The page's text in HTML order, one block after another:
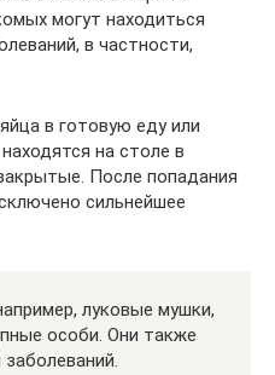
могут находиться
в частности,
в готовую еду или
на столе в
После попадания
сильнейшее
луковые мушки,
особи. Они также